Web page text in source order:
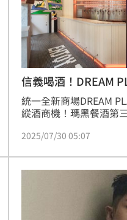
信義喝酒！DREAM
2點
統一全新商場DREAM
縱酒商機！瑪黑餐酒第
並首度使用Cocktail On
年回歸，找來知名酒吧
推出2款聯名調酒；2間
至凌晨2點，將成為信
2025/07/30 05:07